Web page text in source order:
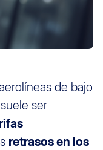
de bajo
ser
retrasos en los